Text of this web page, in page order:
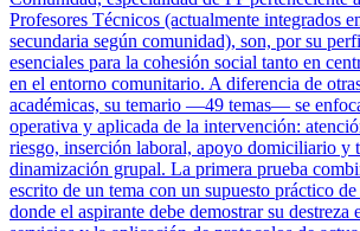
Profesores Técnicos (actualmente integrados
secundaria según comunidad), son, por su
esenciales para la cohesión social tanto en
en el entorno comunitario. A diferencia de
académicas, su temario —49 temas— se
operativa y aplicada de la intervención:
riesgo, inserción laboral, apoyo domiciliario y
dinamización grupal. La primera prueba
escrito de un tema con un supuesto práctico
donde el aspirante debe demostrar su destreza